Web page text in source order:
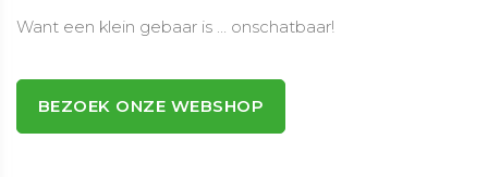
Want een klein gebaar is … onschatbaar!
BEZOEK ONZE WEBSHOP